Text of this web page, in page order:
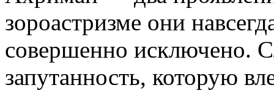
зороастризме они
совершенно исключено.
запутанность, которую